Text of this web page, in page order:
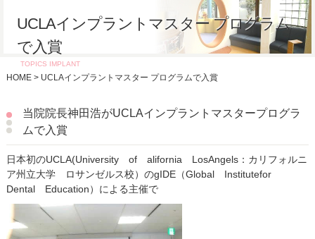
医院のご案内
5つの特徴
治療の流れ
院内ツアー
院長・スタッフ紹介
UCLAインプラントマスター プログラム
で入賞
TOPICS IMPLANT
HOME> UCLAインプラントマスター プログラムで入賞
当院院長神田浩がUCLAインプラントマスタープログラ
ムで入賞
日本初のUCLA(University of alifornia LosAngels：カリフォルニ
ア州立大学 ロサンゼルス校）のgIDE（Global Institutefor
Dental Education）による主催で